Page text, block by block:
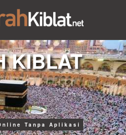
KIBLAT
Tanpa Aplikasi